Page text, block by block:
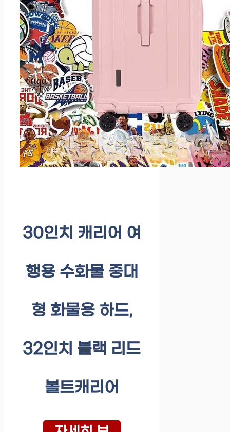
30인치 캐리어 여
행용 수화물 중대
형 화물용 하드,
32인치 블랙 리드
볼트캐리어